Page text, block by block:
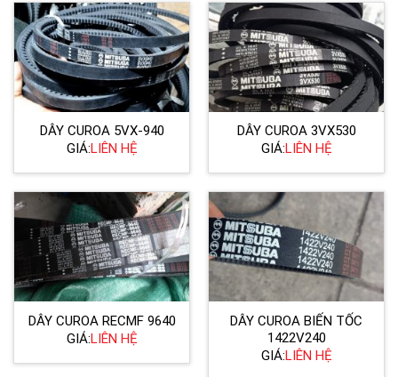
DÂY CUROA 5VX-940
GIÁ:LIÊN HỆ
DÂY CUROA 3VX530
GIÁ:LIÊN HỆ
DÂY CUROA RECMF 9640
GIÁ:LIÊN HỆ
DÂY CUROA BIẾN TỐC
1422V240
GIÁ:LIÊN HỆ